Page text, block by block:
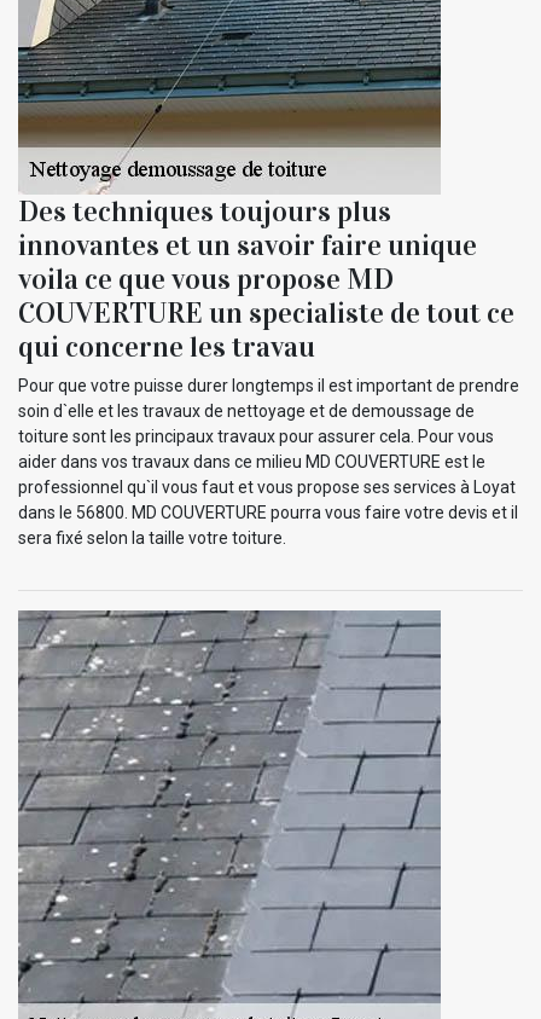
Des techniques toujours plus
innovantes et un savoir faire unique
voila ce que vous propose MD
COUVERTURE un specialiste de tout ce
qui concerne les travau
Pour que votre puisse durer longtemps il est important de prendre
soin d`elle et les travaux de nettoyage et de demoussage de
toiture sont les principaux travaux pour assurer cela. Pour vous
aider dans vos travaux dans ce milieu MD COUVERTURE est le
professionnel qu`il vous faut et vous propose ses services à Loyat
dans le 56800. MD COUVERTURE pourra vous faire votre devis et il
sera fixé selon la taille votre toiture.